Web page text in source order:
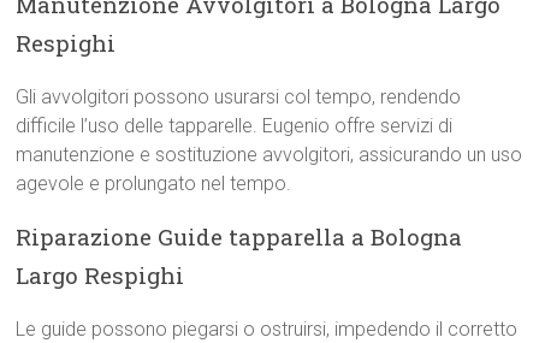
Respighi
Gli avvolgitori possono usurarsi col tempo, rendendo
difficile l’uso delle tapparelle. Eugenio offre servizi di
manutenzione e sostituzione avvolgitori, assicurando un uso
agevole e prolungato nel tempo.
Riparazione Guide tapparella a Bologna
Largo Respighi
Le guide possono piegarsi o ostruirsi, impedendo il corretto